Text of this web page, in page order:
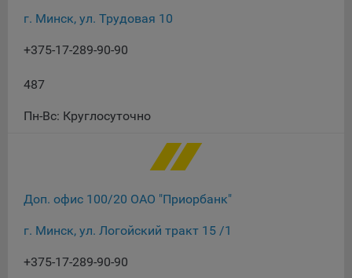
предоставляемый компанией Google, Inc. Адрес: Google,
Mountain View, CA 94043, USA.
Matomo — это система веб-аналитики, которая позволяет
Адрес: ООО «Рэкун технолоджи», 220069 г. Минск, пр-т
рекламу на площадке VK пользователям, которые
Адрес: ООО «ВК», РФ, 125167, г. Москва, Ленинградский
г. Минск, ул. Трудовая 10
+375-17-289-90-90
487
Пн-Вс: Круглосуточно
Доп. офис 100/20 ОАО "Приорбанк"
г. Минск, ул. Логойский тракт 15 /1
+375-17-289-90-90